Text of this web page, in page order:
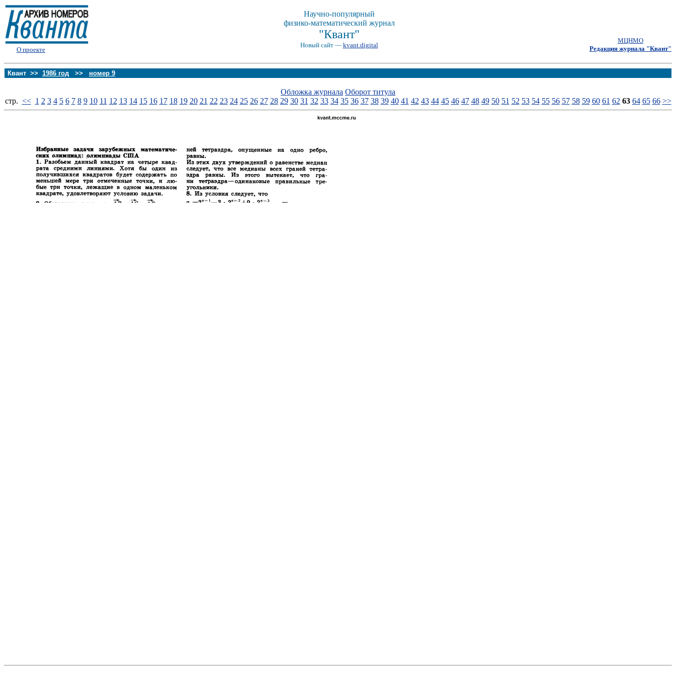
О проекте
Научно-популярный
физико-математический журнал
"Квант"
Новый сайт — kvant.digital
МЦНМО
Редакция журнала "Квант"
Квант >> 1986 год >> номер 9
Обложка журнала Оборот титула
стp. << 1 2 3 4 5 6 7 8 9 10 11 12 13 14 15 16 17 18 19 20 21 22 23 24 25 26 27 28 29 30 31 32 33 34 35 36 37 38 39 40 41 42 43 44 45 46 47 48 49 50 51 52 53 54 55 56 57 58 59 60 61 62 63 64 65 66 >>